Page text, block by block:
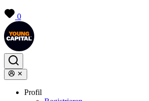
0
Profil